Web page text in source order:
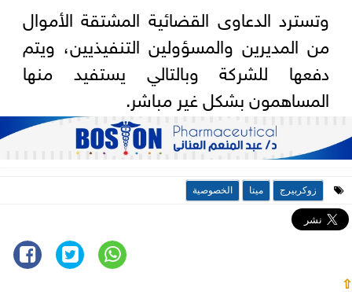
وتسترد الدعاوى القضائية المشتقة الأموال
من المديرين والمسؤولين التنفيذيين، ويتم
دفعها للشركة وبالتالي يستفيد منها
المساهمون بشكل غير مباشر.
زوكربيرج ميتا الخصوصية
⇧